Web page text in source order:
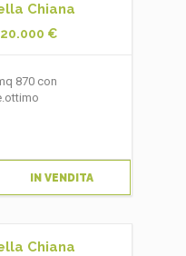
Chiana
€
870 con
IN VENDITA
Chiana